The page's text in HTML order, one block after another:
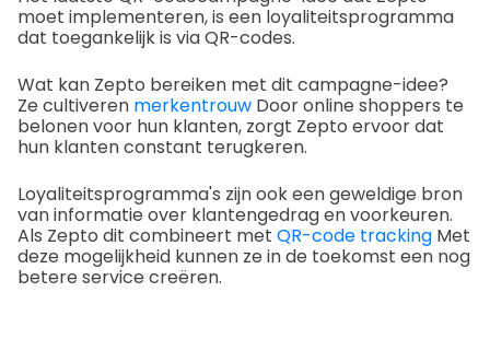
moet implementeren, is een loyaliteitsprogramma
dat toegankelijk is via QR-codes.
Wat kan Zepto bereiken met dit campagne-idee?
Ze cultiveren merkentrouw Door online shoppers te
belonen voor hun klanten, zorgt Zepto ervoor dat
hun klanten constant terugkeren.
Loyaliteitsprogramma's zijn ook een geweldige bron
van informatie over klantengedrag en voorkeuren.
Als Zepto dit combineert met QR-code tracking Met
deze mogelijkheid kunnen ze in de toekomst een nog
betere service creëren.